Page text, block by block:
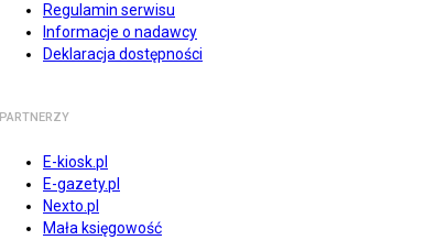
Regulamin serwisu
Informacje o nadawcy
Deklaracja dostępności
PARTNERZY
E-kiosk.pl
E-gazety.pl
Nexto.pl
Mała księgowość